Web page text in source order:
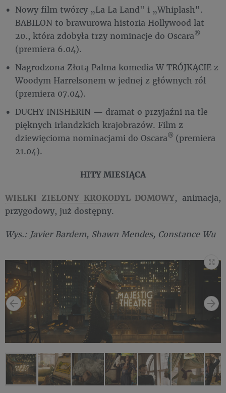
Nowy film twórcy „La La Land" i „Whiplash".
BABILON to brawurowa historia Hollywood lat
20., która zdobyła trzy nominacje do Oscara®
(premiera 6.04).
Nagrodzona Złotą Palma komedia W TRÓJKĄCIE z
Woodym Harrelsonem w jednej z głównych ról
(premiera 07.04).
DUCHY INISHERIN — dramat o przyjaźni na tle
pięknych irlandzkich krajobrazów. Film z
dziewięcioma nominacjami do Oscara® (premiera
21.04).
HITY MIESIĄCA
WIELKI ZIELONY KROKODYL DOMOWY, animacja,
przygodowy, już dostępny.
Wys.: Javier Bardem, Shawn Mendes, Constance Wu